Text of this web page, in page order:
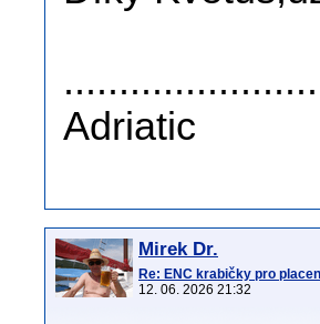
Adriatic
Mirek Dr.
Re: ENC krabičky pro
12. 06. 2026 21:32